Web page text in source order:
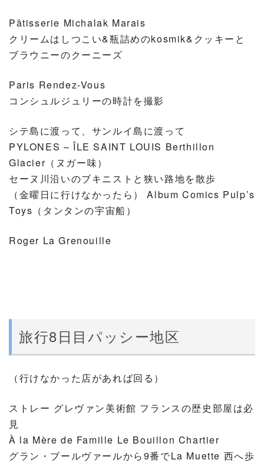
Pâtisserie Michalak Marais
クリームはしつこい&瓶詰めのkosmik&クッキーと
ブラウニーのクーニーズ
Paris Rendez-Vous
コンシュルジュリーの時計を撮影
シテ島に渡って、サンルイ島に渡って
PYLONES – ÎLE SAINT LOUIS Berthillon
Glacier（ヌガー味）
セーヌ川沿いのブキニストと狭い路地を散歩
（金曜日に行けなかったら） Album Comics Pulp’s
Toys（タンタンの宇宙船）
Roger La Grenouille
旅行8日目パッシー地区
（行けなかった店があれば回る）
ストレー グレヴァン美術館 フランスの歴史部屋は必
見
À la Mère de Famille Le Bouillon Chartier
グラン・ブールヴァールから9番でLa Muette 西へ歩